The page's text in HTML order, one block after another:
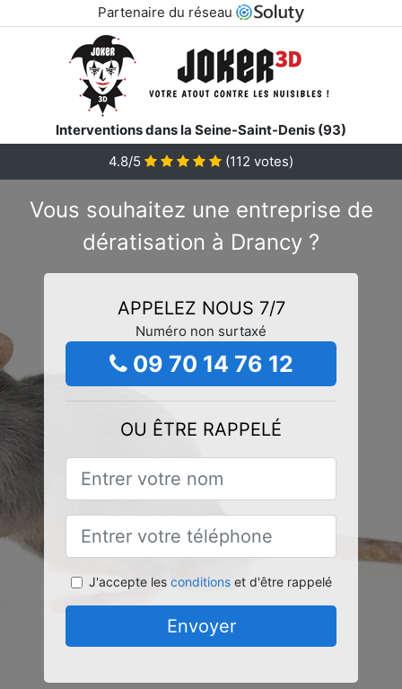
Partenaire du réseau
Interventions dans la Seine-Saint-Denis (93)
4.8/5
(112 votes)
Vous souhaitez une entreprise de
dératisation à Drancy ?
APPELEZ NOUS 7/7
Numéro non surtaxé
09 70 14 76 12
OU ÊTRE RAPPELÉ
J'accepte les conditionset d'être rappelé
Envoyer